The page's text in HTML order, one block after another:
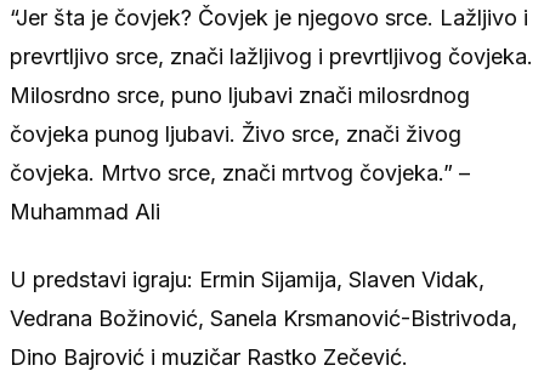
“Jer šta je čovjek? Čovjek je njegovo srce. Lažljivo i
prevrtljivo srce, znači lažljivog i prevrtljivog čovjeka.
Milosrdno srce, puno ljubavi znači milosrdnog
čovjeka punog ljubavi. Živo srce, znači živog
čovjeka. Mrtvo srce, znači mrtvog čovjeka.” –
Muhammad Ali
U predstavi igraju: Ermin Sijamija, Slaven Vidak,
Vedrana Božinović, Sanela Krsmanović-Bistrivoda,
Dino Bajrović i muzičar Rastko Zečević.